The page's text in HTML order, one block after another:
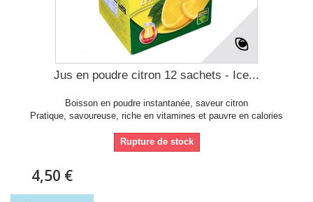
Jus en poudre citron 12 sachets - Ice...
Boisson en poudre instantanée, saveur citron
Pratique, savoureuse, riche en vitamines et pauvre en calories
Rupture de stock
4,50 €